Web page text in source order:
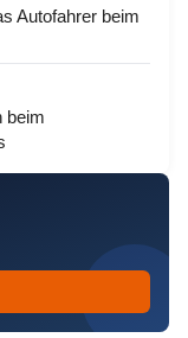
Autofahrer beim
beim